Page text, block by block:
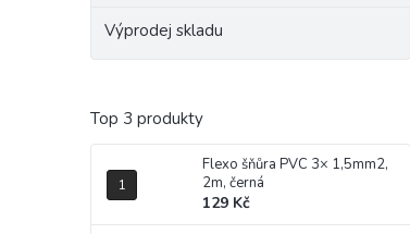
Výprodej skladu
Top 3 produkty
Flexo šňůra PVC 3× 1,5mm2,
2m, černá
129 Kč